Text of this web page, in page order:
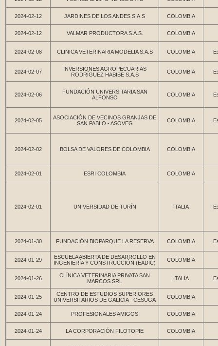
2024-02-12 JARDINES DE LOS ANDES S.A.S COLOMBIA
2024-02-12 VALMAR PRODUCTORA S.A.S. COLOMBIA
2024-02-08 CLINICA VETERINARIA MODELIA S.A.S COLOMBIA
2024-02-07
INVERSIONES AGROPECUARIAS
RODRÍGUEZ HABIBE S.A.S
COLOMBIA
2024-02-06
FUNDACIÓN UNIVERSITARIA SAN
ALFONSO
COLOMBIA
2024-02-05
ASOCIACIÓN DE VECINOS GRANJAS DE
SAN PABLO - ASOVEG
COLOMBIA
2024-02-02 BOLSA DE VALORES DE COLOMBIA COLOMBIA
2024-02-01 ESRI COLOMBIA COLOMBIA
2024-02-01 UNIVERSIDAD DE TURÍN ITALIA
2024-01-30 FUNDACIÓN BIOPARQUE LA RESERVA COLOMBIA
2024-01-29
ESCUELA ABIERTA DE DESARROLLO EN
INGENIERÍA Y CONSTRUCCIÓN (EADIC)
COLOMBIA
2024-01-26
CLÍNICA VETERINARIA PRIVATA SAN
MARCOS SRL
ITALIA
2024-01-25
CENTRO DE ESTUDIOS SUPERIORES
UNIVERSITARIOS DE GALICIA - CESUGA
COLOMBIA
2024-01-24 PROFESIONALES AMIGOS COLOMBIA
2024-01-24 LA CORPORACIÓN FILOTOPIE COLOMBIA